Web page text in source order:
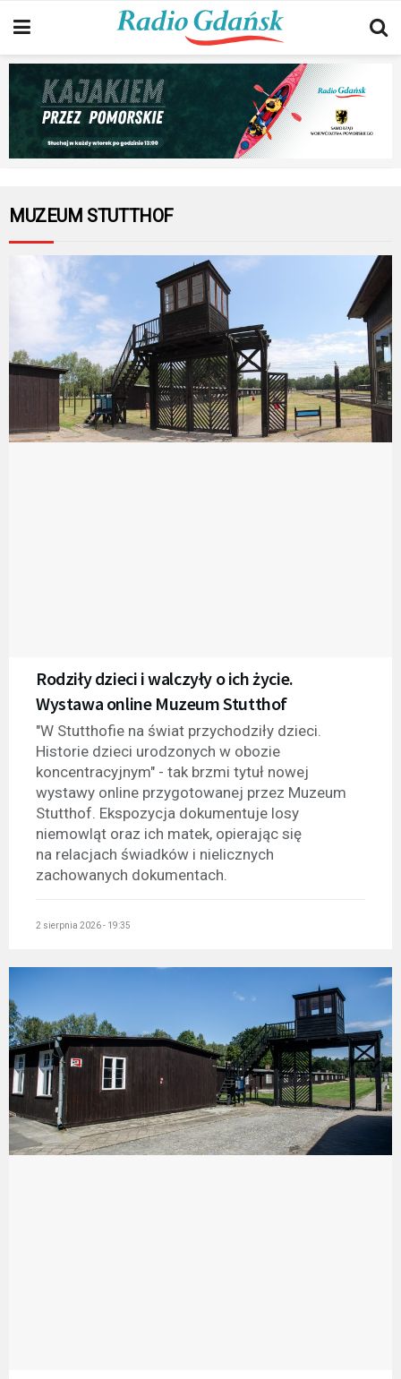
MUZEUM STUTTHOF
Rodziły dzieci i walczyły o ich życie.
Wystawa online Muzeum Stutthof
"W Stutthofie na świat przychodziły dzieci.
Historie dzieci urodzonych w obozie
koncentracyjnym" - tak brzmi tytuł nowej
wystawy online przygotowanej przez Muzeum
Stutthof. Ekspozycja dokumentuje losy
niemowląt oraz ich matek, opierając się
na relacjach świadków i nielicznych
zachowanych dokumentach.
2 sierpnia 2026 - 19:35